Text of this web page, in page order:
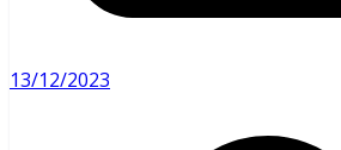
13/12/2023